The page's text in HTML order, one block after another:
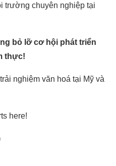
trường chuyên nghiệp tại
bỏ lỡ cơ hội phát triển
thực!
nghiệm văn hoá tại Mỹ và
here!